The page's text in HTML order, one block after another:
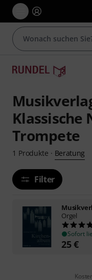
Klassische
Trompete
1 Produkte · Beratung
Filter
Orgel
Sofort
25€